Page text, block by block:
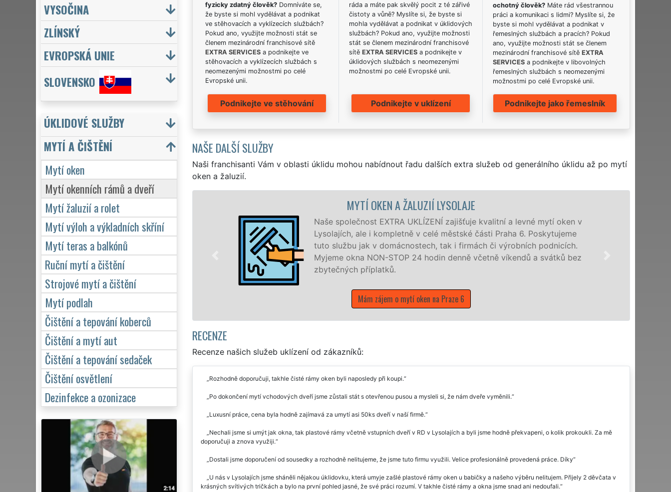
fyzicky zdatný člověk?Domníváte se,
že byste si mohl vydělávat a podnikat
ve stěhovacích a vyklízecích službách?
Pokud ano, využijte možnosti stát se
členem mezinárodní franchisové sítě
EXTRA SERVICESa podnikejte ve
stěhovacích a vyklízecích službách s
neomezenými možnostmi po celé
Evropské unii.
Podnikejte ve stěhování
ráda a máte pak skvělý pocit z té zářivé
čistoty a vůně? Myslíte si, že byste si
mohla vydělávat a podnikat v úklidových
službách? Pokud ano, využijte možnosti
stát se členem mezinárodní franchisové
sítě EXTRA SERVICESa podnikejte v
úklidových službách s neomezenými
možnostmi po celé Evropské unii.
Podnikejte v uklízení
ochotný člověk? Máte rád všestrannou
práci a komunikaci s lidmi? Myslíte si, že
byste si mohl vydělávat a podnikat v
řemeslných službách a pracích? Pokud
ano, využijte možnosti stát se členem
mezinárodní franchisové sítěEXTRA
SERVICES a podnikejte v libovolných
řemeslných službách s neomezenými
možnostmi po celé Evropské unii.
Podnikejte jako řemeslník
NAŠE DALŠÍ SLUŽBY
Naši franchisanti Vám v oblasti úklidu mohou nabídnout řadu dalších extra služeb od generálního úklidu až po mytí
oken a žaluzií.
MYTÍ OKEN A ŽALUZIÍ LYSOLAJE
Naše společnost EXTRA UKLÍZENÍ zajišťuje kvalitní a levné mytí oken v
Lysolajích, ale i kompletně v celé městské části Praha 6. Poskytujeme
tuto službu jak v domácnostech, tak i firmách či výrobních podnicích.
Myjeme okna NON-STOP 24 hodin denně včetně víkendů a svátků bez
zbytečných příplatků.
Mám zájem o mytí oken na Praze 6
RECENZE
Recenze našich služeb uklízení od zákazníků:
Rozhodně doporučuji, takhle čisté rámy oken byli naposledy při koupi.
Po dokončení mytí vchodových dveří jsme zůstali stát s otevřenou pusou a mysleli si, že nám dveře vyměnili.
Luxusní práce, cena byla hodně zajímavá za umytí asi 50ks dveří v naší firmě.
Nechali jsme si umýt jak okna, tak plastové rámy včetně vstupních dveří v RD v Lysolajích a byli jsme hodně překvapeni, o kolik prokoukli. Za mě
doporučuji a znova využiji.
Dostali jsme doporučení od sousedky a rozhodně nelitujeme, že jsme tuto firmu využili. Velice profesionálně provedená práce. Díky
U nás v Lysolajích jsme sháněli nějakou úklidovku, která umyje zašlé plastové rámy oken u babičky a našeho výběru nelitujem. Přijely 2 děvčata v
krásných svítivých tričkách a bylo na první pohled jasné, že své práci rozumí. V takhle čisté rámy a okna jsme snad ani nedoufali.
VYSOČINA
ZLÍNSKÝ
EVROPSKÁ UNIE
SLOVENSKO
ÚKLIDOVÉ SLUŽBY
MYTÍ A ČIŠTĚNÍ
Mytí oken
Mytí okenních rámů a dveří
Mytí žaluzií a rolet
Mytí výloh a výkladních skříní
Mytí teras a balkónů
Ruční mytí a čištění
Strojové mytí a čištění
Mytí podlah
Čištění a tepování koberců
Čištění a mytí aut
Čištění a tepování sedaček
Čištění osvětlení
Dezinfekce a ozonizace